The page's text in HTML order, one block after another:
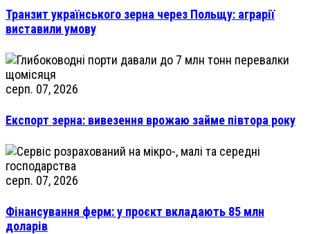
Транзит українського зерна через Польщу: аграрії
виставили умову
серп. 07, 2026
Експорт зерна: вивезення врожаю займе півтора року
серп. 07, 2026
Фінансування ферм: у проєкт вкладають 85 млн
доларів